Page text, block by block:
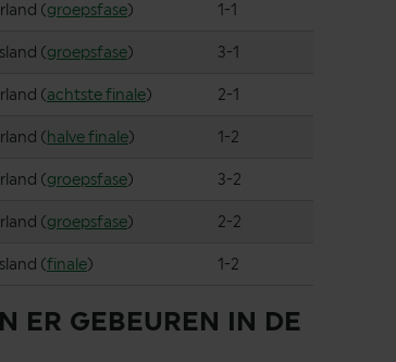
(groepsfase) 1-1
(groepsfase) 3-1
(achtste finale) 2-1
(halve finale) 1-2
(groepsfase) 3-2
(groepsfase) 2-2
(finale) 1-2
ER GEBEUREN IN DE